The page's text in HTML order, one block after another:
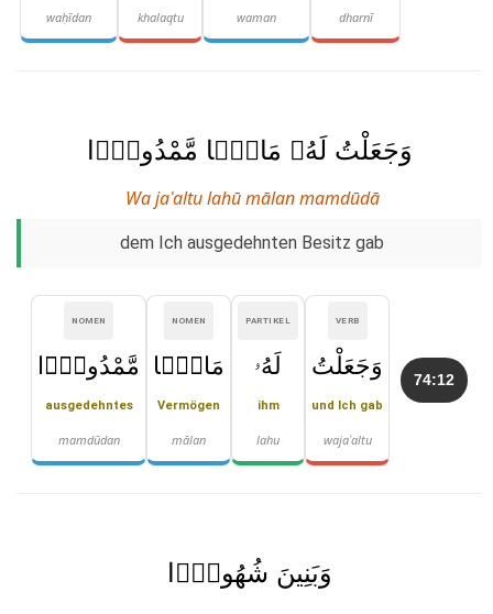
dharnī
waman
khalaqtu
waḥīdan
وَجَعَلْتُ لَهُۥ مَالًۭا مَّمْدُودًۭا
Wa jaʿaltu lahū mālan mamdūdā
dem Ich ausgedehnten Besitz gab
74:12
VERB
وَجَعَلْتُ
und Ich gab
wajaʿaltu
PARTIKEL
لَهُۥ
ihm
lahu
NOMEN
مَالًۭا
Vermögen
mālan
NOMEN
مَّمْدُودًۭا
ausgedehntes
mamdūdan
وَبَنِينَ شُهُودًۭا